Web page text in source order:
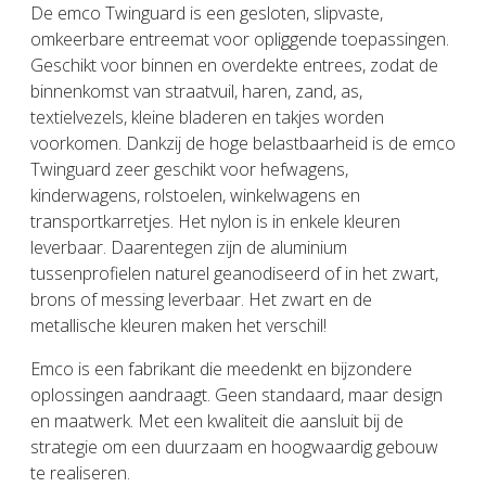
De emco Twinguard is een gesloten, slipvaste,
omkeerbare entreemat voor opliggende toepassingen.
Geschikt voor binnen en overdekte entrees, zodat de
binnenkomst van straatvuil, haren, zand, as,
textielvezels, kleine bladeren en takjes worden
voorkomen. Dankzij de hoge belastbaarheid is de emco
Twinguard zeer geschikt voor hefwagens,
kinderwagens, rolstoelen, winkelwagens en
transportkarretjes. Het nylon is in enkele kleuren
leverbaar. Daarentegen zijn de aluminium
tussenprofielen naturel geanodiseerd of in het zwart,
brons of messing leverbaar. Het zwart en de
metallische kleuren maken het verschil!
Emco is een fabrikant die meedenkt en bijzondere
oplossingen aandraagt. Geen standaard, maar design
en maatwerk. Met een kwaliteit die aansluit bij de
strategie om een duurzaam en hoogwaardig gebouw
te realiseren.